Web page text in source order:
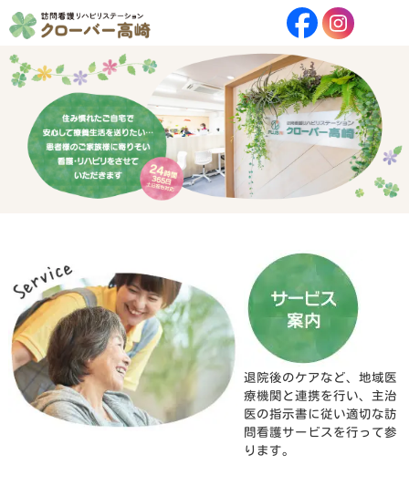
退院後のケアなど、地域医
療機関と連携を行い、主治
医の指示書に従い適切な訪
問看護サービスを行って参
ります。